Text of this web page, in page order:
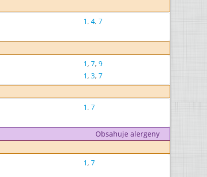
1, 4, 7
1, 7, 9
1, 3, 7
1, 7
Obsahuje alergeny
1, 7